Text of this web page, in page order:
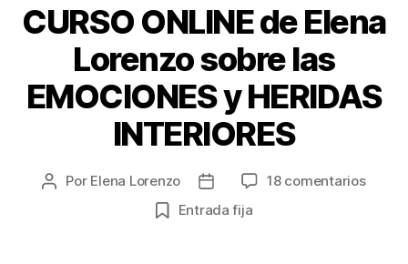
CURSO ONLINE de Elena
Lorenzo sobre las
EMOCIONES y HERIDAS
INTERIORES
Por Elena Lorenzo
18 comentarios
Entrada fija